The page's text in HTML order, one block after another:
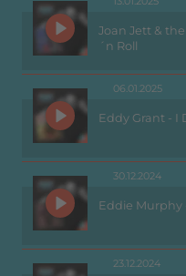
Joan Jett &
´n Roll
06.01.2025
Eddy Grant - I
30.12.2024
Eddie Murphy
23.12.2024